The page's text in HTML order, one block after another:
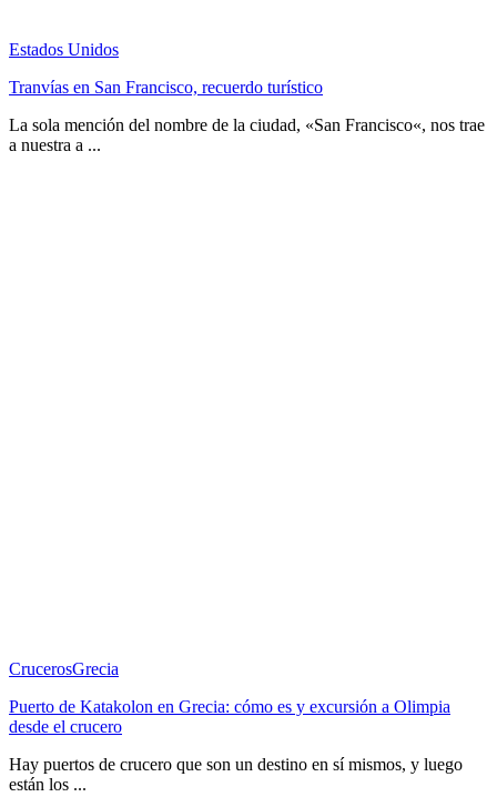
Estados Unidos
Tranvías en San Francisco, recuerdo turístico
La sola mención del nombre de la ciudad, «San Francisco«, nos trae
a nuestra a ...
CrucerosGrecia
Puerto de Katakolon en Grecia: cómo es y excursión a Olimpia
desde el crucero
Hay puertos de crucero que son un destino en sí mismos, y luego
están los ...